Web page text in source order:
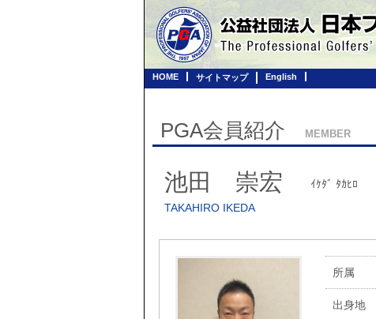
HOME サイトマップ English
PGA会員紹介 MEMBER
池田 崇宏
ｲｹﾀﾞ ﾀｶﾋﾛ
TAKAHIRO IKEDA
所属
出身地